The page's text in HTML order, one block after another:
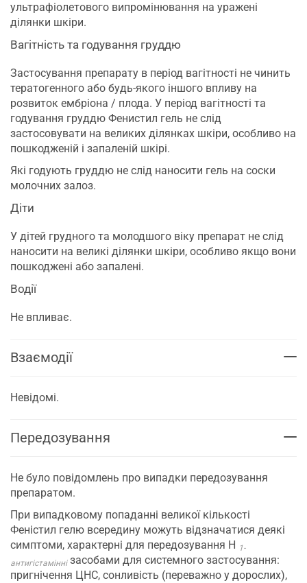
ультрафіолетового випромінювання на уражені
ділянки шкіри.
Вагітність та годування груддю
Застосування препарату в період вагітності не чинить
тератогенного або будь-якого іншого впливу на
розвиток ембріона / плода. У період вагітності та
годування груддю Фенистил гель не слід
застосовувати на великих ділянках шкіри, особливо на
пошкодженій і запаленій шкірі.
Які годують груддю не слід наносити гель на соски
молочних залоз.
Діти
У дітей грудного та молодшого віку препарат не слід
наносити на великі ділянки шкіри, особливо якщо вони
пошкоджені або запалені.
Водії
Не впливає.
Взаємодії
Невідомі.
Передозування
Не було повідомлень про випадки передозування
препаратом.
При випадковому попаданні великої кількості
Феністил гелю всередину можуть відзначатися деякі
симптоми, характерні для передозування Н 1-
антигістаміннізасобами для системного застосування:
пригнічення ЦНС, сонливість (переважно у дорослих),